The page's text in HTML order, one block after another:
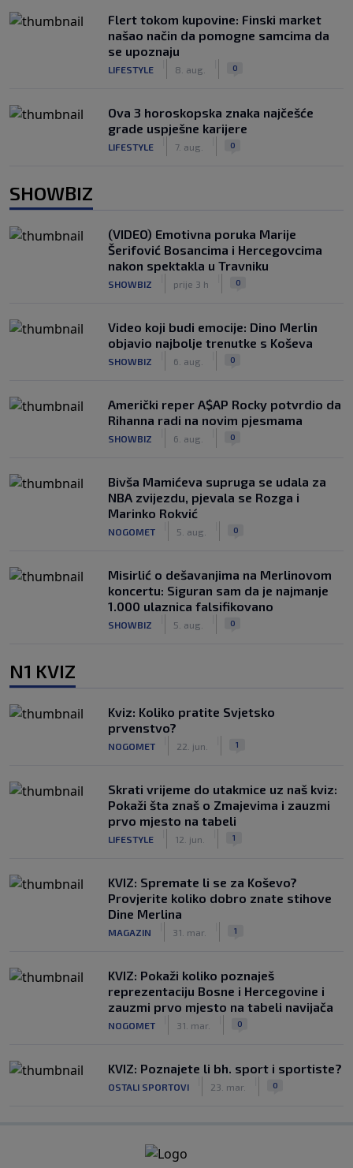
Flert tokom kupovine: Finski market
našao način da pomogne samcima da
se upoznaju
LIFESTYLE 8. aug. 0
Ova 3 horoskopska znaka najčešće
grade uspješne karijere
LIFESTYLE 7. aug. 0
SHOWBIZ
(VIDEO) Emotivna poruka Marije
Šerifović Bosancima i Hercegovcima
nakon spektakla u Travniku
SHOWBIZ prije 3 h 0
Video koji budi emocije: Dino Merlin
objavio najbolje trenutke s Koševa
SHOWBIZ 6. aug. 0
Američki reper A$AP Rocky potvrdio da
Rihanna radi na novim pjesmama
SHOWBIZ 6. aug. 0
Bivša Mamićeva supruga se udala za
NBA zvijezdu, pjevala se Rozga i
Marinko Rokvić
NOGOMET 5. aug. 0
Misirlić o dešavanjima na Merlinovom
koncertu: Siguran sam da je najmanje
1.000 ulaznica falsifikovano
SHOWBIZ 5. aug. 0
N1 KVIZ
Kviz: Koliko pratite Svjetsko
prvenstvo?
NOGOMET 22. jun. 1
Skrati vrijeme do utakmice uz naš kviz:
Pokaži šta znaš o Zmajevima i zauzmi
prvo mjesto na tabeli
LIFESTYLE 12. jun. 1
KVIZ: Spremate li se za Koševo?
Provjerite koliko dobro znate stihove
Dine Merlina
MAGAZIN 31. mar. 1
KVIZ: Pokaži koliko poznaješ
reprezentaciju Bosne i Hercegovine i
zauzmi prvo mjesto na tabeli navijača
NOGOMET 31. mar. 0
KVIZ: Poznajete li bh. sport i sportiste?
OSTALI SPORTOVI 23. mar. 0